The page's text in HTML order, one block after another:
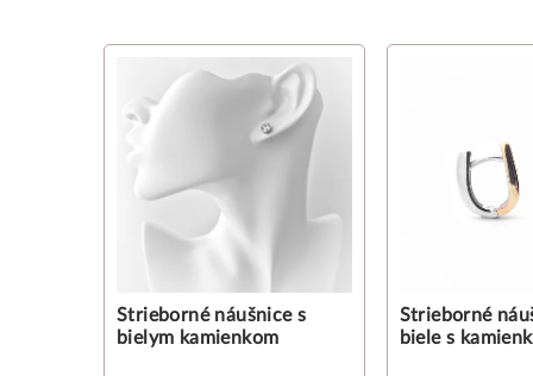
Strieborné náušnice s
bielym kamienkom
Strieborné
biele s